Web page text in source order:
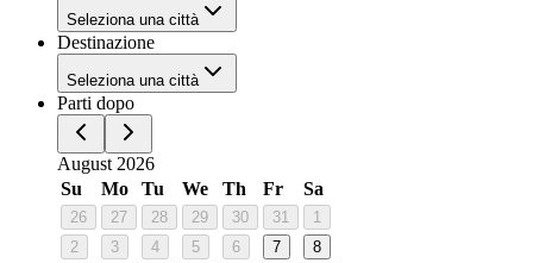
Seleziona una città
Destinazione
Seleziona una città
Parti dopo
August 2026
Su
Mo Tu We Th Fr Sa
26 27 28 29 30 31
1
2
3 4 5 6 7
8